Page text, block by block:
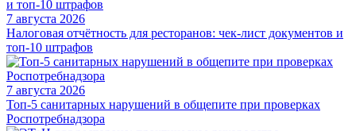
7 августа 2026
Налоговая отчётность для ресторанов: чек-лист документов и
топ-10 штрафов
7 августа 2026
Топ-5 санитарных нарушений в общепите при проверках
Роспотребнадзора